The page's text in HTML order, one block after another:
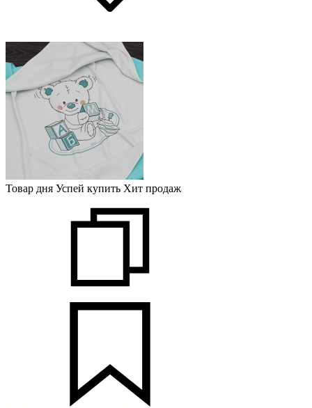
Товар дня Успей купить Хит продаж